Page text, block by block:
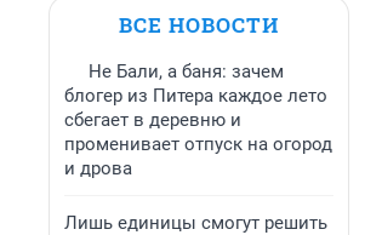
ВСЕ НОВОСТИ
Не Бали, а баня: зачем
блогер из Питера каждое лето
сбегает в деревню и
променивает отпуск на огород
и дрова
Лишь единицы смогут решить